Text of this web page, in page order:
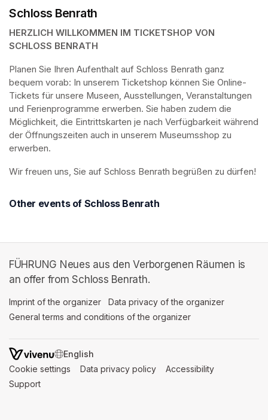
Schloss Benrath
HERZLICH WILLKOMMEN IM TICKETSHOP VON
SCHLOSS BENRATH
Planen Sie Ihren Aufenthalt auf Schloss Benrath ganz
bequem vorab: In unserem Ticketshop können Sie Online-
Tickets für unsere Museen, Ausstellungen, Veranstaltungen
und Ferienprogramme erwerben. Sie haben zudem die
Möglichkeit, die Eintrittskarten je nach Verfügbarkeit während
der Öffnungszeiten auch in unserem Museumsshop zu
erwerben.
Wir freuen uns, Sie auf Schloss Benrath begrüßen zu dürfen!
Other events of Schloss Benrath
FÜHRUNG Neues aus den Verborgenen Räumen is
an offer from Schloss Benrath.
Imprint of the organizer (opens in a new tab)
Data privacy of the organizer
General terms and conditions of the organizer
SWITCH LANGUAGE
Cookie settings (opens in a new tab)
Data privacy policy (opens in a new tab)
Accessibility
Support